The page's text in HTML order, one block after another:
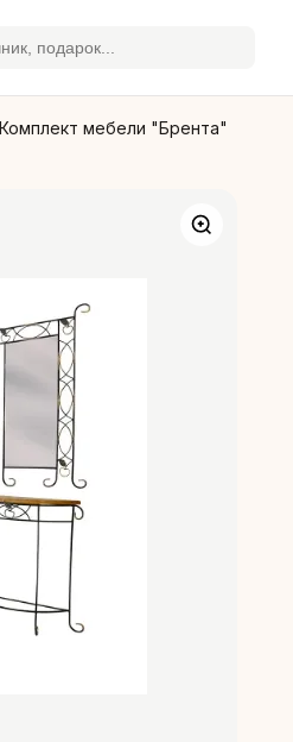
Комплект мебели "Брента"